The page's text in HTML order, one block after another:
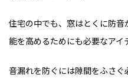
住宅の中でも、窓はとくに防
能を高めるためにも必要なアイ
音漏れを防ぐには隙間をふさ